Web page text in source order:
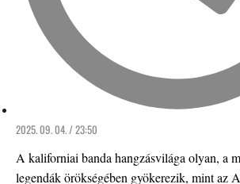
2025. 09. 04. / 23:50
A kaliforniai banda hangzásvilága olyan, a
legendák örökségében gyökerezik, mint az